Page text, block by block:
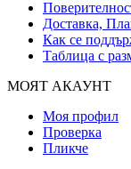
Доставка,
Как се
Таблица с
МОЯТ АКАУНТ
Моя профил
Проверка
Пликче